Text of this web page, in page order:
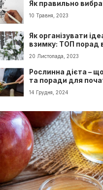
Як правильно
10 Травня, 2023
Як організувати
взимку: ТОП порад
20 Листопада, 2023
Рослинна дієта –
та поради для
14 Грудня, 2024